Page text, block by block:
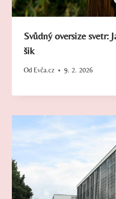
Svůdný oversize svetr:
šik
Od Evča.cz 9. 2. 2026